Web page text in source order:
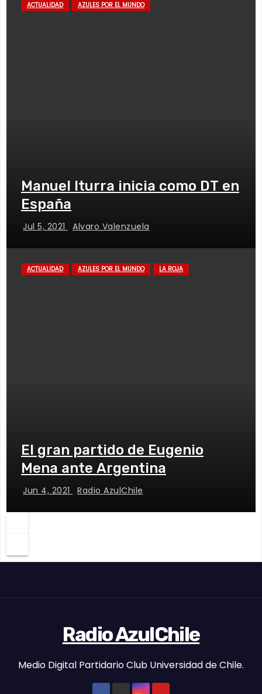
ACTUALIDAD AZULES POR EL MUNDO
Manuel Iturra inicia como DT en
España
Jul 5, 2021 Alvaro Valenzuela
ACTUALIDAD AZULES POR EL MUNDO LA ROJA
El gran partido de Eugenio
Mena ante Argentina
Jun 4, 2021 Radio AzulChile
Radio AzulChile
Medio Digital Partidario Club Universidad de Chile.